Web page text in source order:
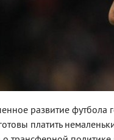
развитие футбола
платить